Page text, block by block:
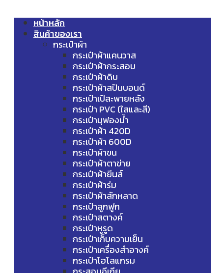
หน้าหลัก
สินค้าของเรา
กระเป๋าผ้า
กระเป๋าผ้าแคนวาส
กระเป๋าผ้ากระสอบ
กระเป๋าผ้าดิบ
กระเป๋าผ้าสปันบอนด์
กระเป๋าเป้สะพายหลัง
กระเป๋า PVC (ใสและสี)
กระเป๋าบุฟองน้ำ
กระเป๋าผ้า 420D
กระเป๋าผ้า 600D
กระเป๋าผ้าขน
กระเป๋าผ้าตาข่าย
กระเป๋าผ้ายีนส์
กระเป๋าผ้าร่ม
กระเป๋าผ้าสักหลาด
กระเป๋าลูกฟูก
กระเป๋าสตางค์
กระเป๋าหูรูด
กระเป๋าเก็บความเย็น
กระเป๋าเครื่องสำอางค์
กระเป๋าโฮโลแกรม